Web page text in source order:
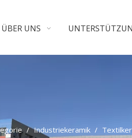
ÜBER UNS
/ Industriekeramik /